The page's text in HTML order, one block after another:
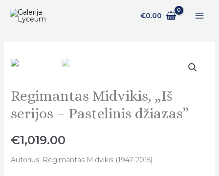
prie
€0.00
Regimantas Midvikis, „Iš
serijos – Pastelinis džiazas”
€1,019.00
Autorius: Regimantas Midvikis (1947-2015)
Regimantas
Midvikis,
„Iš
-
Pastelinis